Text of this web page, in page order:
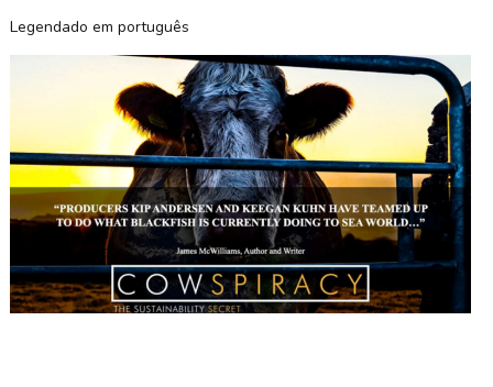
Legendado em português